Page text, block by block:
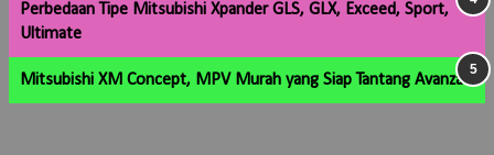
Perbedaan Tipe Mitsubishi Xpander GLS, GLX, Exceed, Sport,
Ultimate
Mitsubishi XM Concept, MPV Murah yang Siap Tantang Avanza